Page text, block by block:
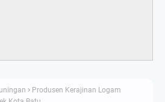
Produsen Kerajinan Logam